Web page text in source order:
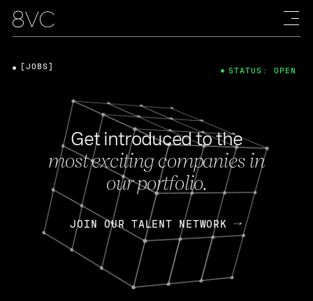
Get introduced to the
most exciting companies in
our portfolio.
JOIN OUR TALENT NETWORK
[JOBS] STATUS: OPEN